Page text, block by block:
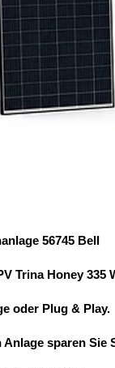
56745 Bell
Trina Honey 335
oder Plug & Play.
sparen Sie